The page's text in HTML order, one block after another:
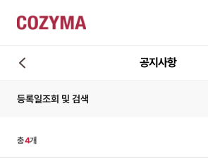
공지사항
등록일조회 및 검색
총4개